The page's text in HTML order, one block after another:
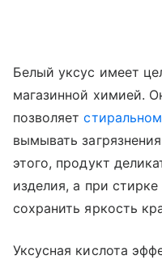
Белый уксус имеет
магазинной химией.
позволяет
вымывать
этого, продукт
изделия, а при
сохранить яркость
Уксусная кислота